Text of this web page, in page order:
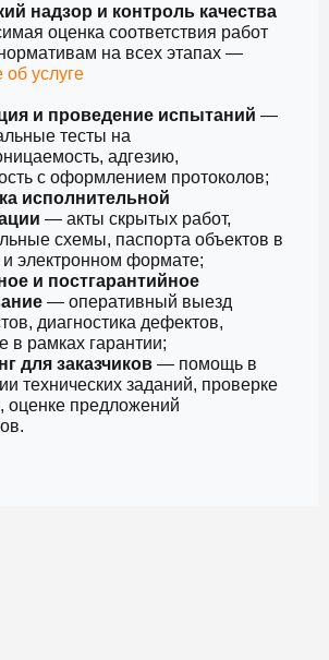
надзор и контроль качества
оценка соответствия работ
на всех этапах —
об услуге
и проведение испытаний —
тесты на
адгезию,
с оформлением протоколов;
исполнительной
— акты скрытых работ,
схемы, паспорта объектов в
электронном формате;
и постгарантийное
— оперативный выезд
диагностика дефектов,
в рамках гарантии;
для заказчиков — помощь в
технических заданий, проверке
оценке предложений